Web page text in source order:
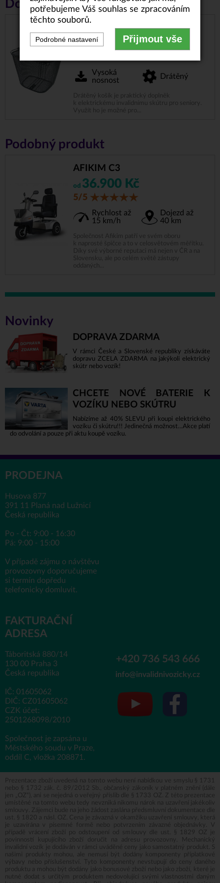
Podobný produkt
AFIKIM C3
od 36.900 Kč
5/5
Rychlost až
15 km/h
Dojezd až
40 km
Společnost Afikim patří ve svém oboru
k naprosté špičce a to v celosvětovém měřítku.
Díky své výborné reputaci má nejen v ČR a na
Slovensku, ale po celém světě zástupy
oddaných...
Doporučené příslušenství
DRÁTĚNÝ KOŠÍK
od2.500 Kč
Vysoká
nosnost
Drátěný
Drátěný košík je praktický doplněk
k elektrickému invalidnímu skútru pro seniory.
Využít ho je možné pro...
Novinky
DOPRAVA ZDARMA
V rámci České a Slovenské republiky získáváte
dopravu ZCELA ZDARMA na jakýkoli elektrický
skútr nebo vozík!
CHCETE NOVÉ BATERIE K
VOZÍKU NEBO SKÚTRU
Nabízíme až 40% SLEVU při koupi elektrického
vozíku či skútru!!! Jedinečná možnost…Akce platí
do odvolání a pouze při aktu koupě vozíku.
FAKTURAČNÍ
ADRESA
Táboritská 880/14
130 00 Praha 3
Česká republika
IČ: 01605062
DIČ: CZ01605062
CZK účet:
2501268098/2010
Společnost je zapsána u
Městského soudu v Praze,
oddíl C, vložka 208871.
PRODEJNA
Husova 877
391 11 Planá nad Lužnicí
Česká republika
Po - Čt: 9:00 - 16:30
Pá: 9:00 - 15:00
V případě zájmu o návštěvu
provozovny doporučujeme
si termín dopředu
telefonicky domluvit.
+420 736 543 666
info@invalidnivozicky.cz
Prezentace zboží uvedená na tomto webu není nabídkou ve smyslu § 1731
nebo § 1732 zák. č. 89/2012 Sb., občanský zákoník v platném znění (dále
jen „OZ“), ani se nejedná o veřejný příslib dle § 1733 OZ. Z této prezentace
umístěné na tomto webu tedy nevzniká nikomu nárok na uzavření jakékoliv
smlouvy. Zájemci bude na jeho žádost zaslána předsmluvní dokumentace dle
ust. § 1820 a násl. OZ. Cena je závazná v okamžiku uzavření smlouvy, která
je uzavírána v písemné formě nebo potvrzením závazné objednávky. V
případě vrácení zboží po odstoupení od smlouvy dle ust. § 1829 OZ je
povinností kupujícího zboží doručit na adresu provozovny. Mechanický
invalidní vozík je dodáván v rámci uváděné ceny jako samostatný produkt. S
našimi produkty mohou, ale nemusí být dodány komponenty příplatkové
výbavy nebo příslušenství. Tyto komponenty nevstupují do ceny daného
produktu a mohou být dodány jako bonusové zboží nebo jako zboží, které je
nutné dodat s určitým produktem nedovolující svými vlastnostmi daným
potřebujeme Váš souhlas se zpracováním
těchto souborů.
Podrobné nastavení Přijmout vše